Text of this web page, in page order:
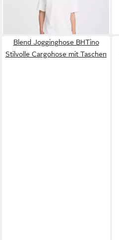
schmalem Bein - Twister Fit
Blend Jogginghose BHTino
Stilvolle Cargohose mit Taschen